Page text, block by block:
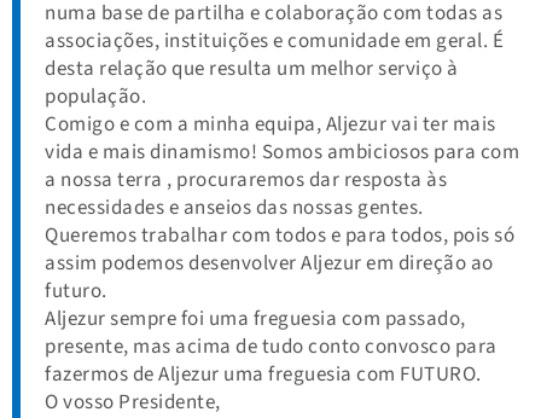
numa base de partilha e colaboração com todas as
associações, instituições e comunidade em geral. É
desta relação que resulta um melhor serviço à
população.
Comigo e com a minha equipa, Aljezur vai ter mais
vida e mais dinamismo! Somos ambiciosos para com
a nossa terra , procuraremos dar resposta às
necessidades e anseios das nossas gentes.
Queremos trabalhar com todos e para todos, pois só
assim podemos desenvolver Aljezur em direção ao
futuro.
Aljezur sempre foi uma freguesia com passado,
presente, mas acima de tudo conto convosco para
fazermos de Aljezur uma freguesia com FUTURO.
O vosso Presidente,